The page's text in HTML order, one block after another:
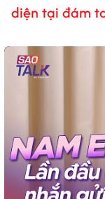
diện tại đám